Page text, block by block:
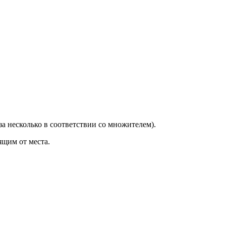
несколько в соответствии со множителем).
от места.